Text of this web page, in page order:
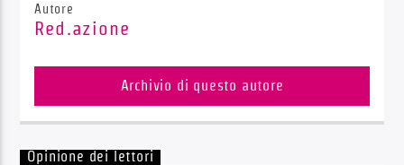
Autore
Red.azione
Archivio di questo autore
Opinione dei lettori